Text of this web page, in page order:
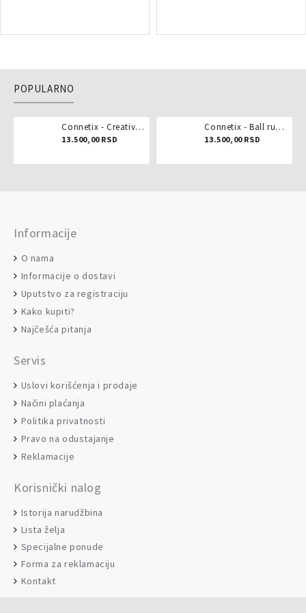
POPULARNO
Connetix - Creative pack 102 dela
13.500,00 RSD
Connetix - Ball run pastel 106 delova
13.500,00 RSD
Informacije
O nama
Informacije o dostavi
Uputstvo za registraciju
Kako kupiti?
Najčešća pitanja
Servis
Uslovi korišćenja i prodaje
Načini plaćanja
Politika privatnosti
Pravo na odustajanje
Reklamacije
Korisnički nalog
Istorija narudžbina
Lista želja
Specijalne ponude
Forma za reklamaciju
Kontakt